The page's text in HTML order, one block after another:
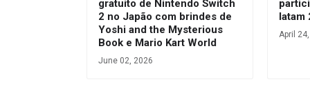
gratuito de Nintendo Switch
2 no Japão com brindes de
Yoshi and the Mysterious
Book e Mario Kart World
June 02, 2026
latam
April